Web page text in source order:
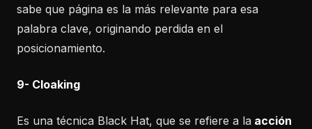
sabe que página es la más relevante para esa
palabra clave, originando perdida en el
posicionamiento.
9- Cloaking
Es una técnica Black Hat, que se refiere a la acción